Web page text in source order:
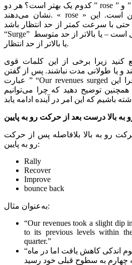
کدوم یک بهتر است؟ هر دو ” rose ” و ” Surge ” حرکت رو به بالا را
نشان می‌‌دهند. « rose » اما به معنای افزایش یافتن است. این
با سرعت کمتر از حد انتظار باشد.
“Surge” اما نشان‌دهنده عملکرد عالی است – یا بالاتر از حد متوسط ​​
یا بالاتر از حد انتظار.
کنید زیرا برخی از این کلمات قوی
و یا طولانی مدت نباشند. پس از گفتن
عبارت ” “Our revenues surged حتما باید توضیح دهید که چرا این
همچنین توضیح دهید که چرا می‌توانیم
بالا درست بعد از حرکت رو به پایین
رو به بالا بلافاصله پس از حرکت
رو به پایین:
Rally
Recover
Improve
bounce back
به‌عنوان مثال:
“Our revenues took a slight dip
to its previous levels within
quarter.”
“درآمدهای ما در سه ماهه سوم اندکی کاهش یافت اما در ماه